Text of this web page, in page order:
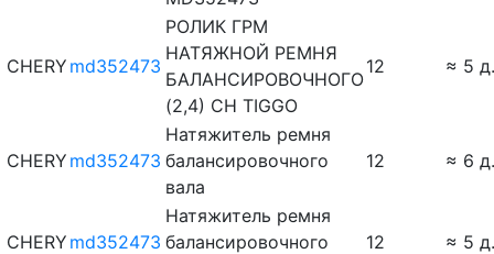
CHERY md352473
РОЛИК ГРМ
НАТЯЖНОЙ РЕМНЯ
БАЛАНСИРОВОЧНОГО
(2,4) CH TIGGO
12 ≈ 5 д.
CHERY md352473
Натяжитель ремня
балансировочного
вала
12 ≈ 6 д.
CHERY md352473
Натяжитель ремня
балансировочного
12 ≈ 5 д.